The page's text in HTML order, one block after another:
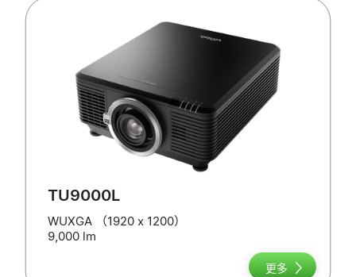
TU9000L
WUXGA （1920 x 1200）
9,000 lm
更多